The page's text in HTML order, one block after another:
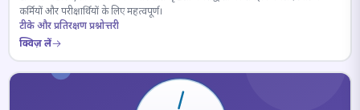
कर्मियों और परीक्षार्थियों के लिए महत्वपूर्ण।
टीके और प्रतिरक्षण प्रश्नोत्तरी
क्विज़ लें